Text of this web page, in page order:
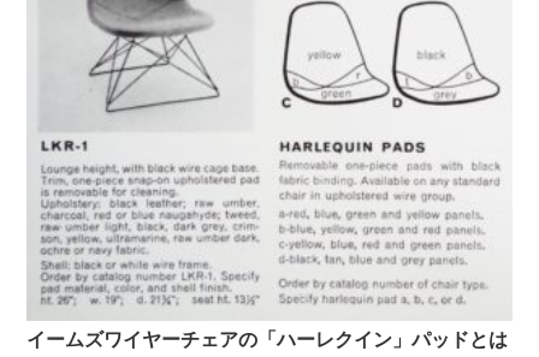
イームズワイヤーチェアの「ハーレクイン」パッドとは